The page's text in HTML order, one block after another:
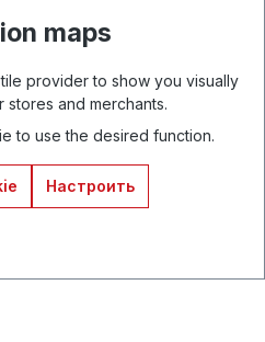
maps
provider to show you visually
and merchants.
to use the desired function.
Настроить